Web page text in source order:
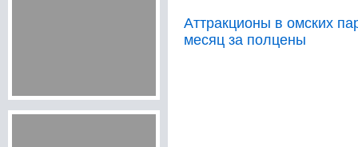
Аттракционы в омских
месяц за полцены